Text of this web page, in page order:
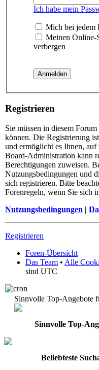
Ich habe mein
Mich bei jedem
Meinen Online-
verbergen
Registrieren
Sie müssen in diesem
können. Die Registrierung
und ermöglicht es Ihnen,
Board-Administration kann
Berechtigungen zuweisen.
Nutzungsbedingungen und
sich registrieren. Bitte
Forenregeln, wenn Sie sich
Nutzungsbedingungen |
Registrieren
Foren-Übersicht
Das Team • Alle
sind UTC
Sinnvolle Top-Angebote
Sinnvolle Top-
Beliebteste